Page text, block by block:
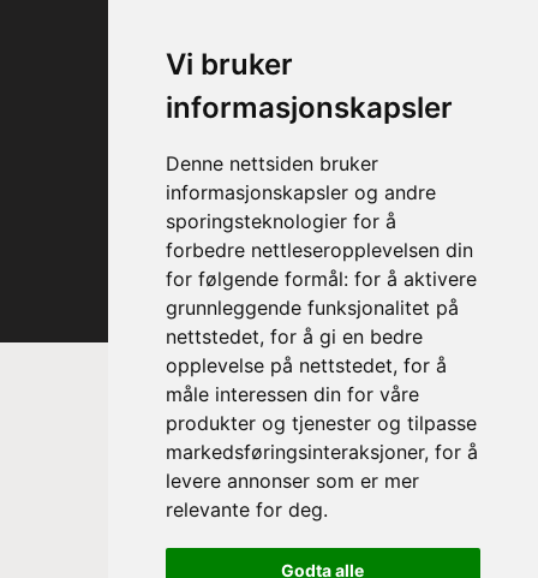
Vi bruker
informasjonskapsler
Denne nettsiden bruker
informasjonskapsler og andre
sporingsteknologier for å
forbedre nettleseropplevelsen din
for følgende formål: for å aktivere
grunnleggende funksjonalitet på
nettstedet, for å gi en bedre
opplevelse på nettstedet, for å
måle interessen din for våre
produkter og tjenester og tilpasse
markedsføringsinteraksjoner, for å
levere annonser som er mer
relevante for deg.
Godta alle
Prinsesse Astrid, fru Ferner